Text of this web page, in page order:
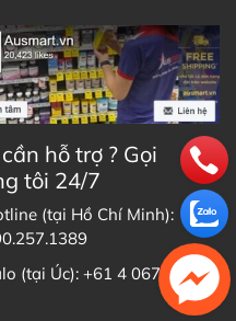
Life Space
không có tác dụng thay
phụ thuộc vào thể trạng
hỗ trợ ? Gọi
tôi 24/7
(tại Hồ Chí Minh):
(tại Úc): +61 4 0679 1093